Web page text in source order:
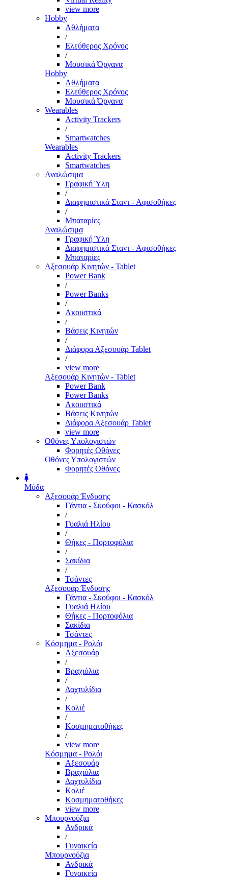
view more
Hobby
Αθλήματα
/
Ελεύθερος Χρόνος
/
Μουσικά Όργανα
Hobby
Αθλήματα
Ελεύθερος Χρόνος
Μουσικά Όργανα
Wearables
Activity Trackers
/
Smartwatches
Wearables
Activity Trackers
Smartwatches
Αναλώσιμα
Γραφική Ύλη
/
Διαφημιστικά Σταντ - Αφισοθήκες
/
Μπαταρίες
Αναλώσιμα
Γραφική Ύλη
Διαφημιστικά Σταντ - Αφισοθήκες
Μπαταρίες
Αξεσουάρ Κινητών - Tablet
Power Bank
/
Power Banks
/
Ακουστικά
/
Βάσεις Κινητών
/
Διάφορα Αξεσουάρ Tablet
/
view more
Αξεσουάρ Κινητών - Tablet
Power Bank
Power Banks
Ακουστικά
Βάσεις Κινητών
Διάφορα Αξεσουάρ Tablet
view more
Οθόνες Υπολογιστών
Φορητές Οθόνες
Οθόνες Υπολογιστών
Φορητές Οθόνες
Μόδα
Αξεσουάρ Ένδυσης
Γάντια - Σκούφοι - Κασκόλ
/
Γυαλιά Ηλίου
/
Θήκες - Πορτοφόλια
/
Σακίδια
/
Τσάντες
Αξεσουάρ Ένδυσης
Γάντια - Σκούφοι - Κασκόλ
Γυαλιά Ηλίου
Θήκες - Πορτοφόλια
Σακίδια
Τσάντες
Κόσμημα - Ρολόι
Αξεσουάρ
/
Βραχιόλια
/
Δαχτυλίδια
/
Κολιέ
/
Κοσμηματοθήκες
/
view more
Κόσμημα - Ρολόι
Αξεσουάρ
Βραχιόλια
Δαχτυλίδια
Κολιέ
Κοσμηματοθήκες
view more
Μπουρνούζια
Ανδρικά
/
Γυναικεία
Μπουρνούζια
Ανδρικά
Γυναικεία